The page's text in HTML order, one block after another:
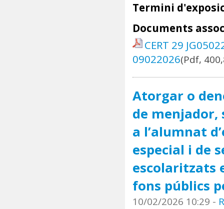
Termini
Documents
CERT 29
09022026(Pdf,
Atorgar o
de menjador,
a l’alumnat
especial i de
escolaritzats
fons públics
10/02/2026 10:29 -